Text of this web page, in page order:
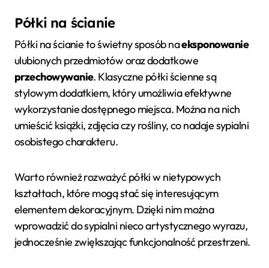
Półki na ścianie
Półki na ścianie to świetny sposób naeksponowanie
ulubionych przedmiotów oraz dodatkowe
przechowywanie. Klasyczne półki ścienne są
stylowym dodatkiem, który umożliwia efektywne
wykorzystanie dostępnego miejsca. Można na nich
umieścić książki, zdjęcia czy rośliny, co nadaje sypialni
osobistego charakteru.
Warto również rozważyć półki w nietypowych
kształtach, które mogą stać się interesującym
elementem dekoracyjnym. Dzięki nim można
wprowadzić do sypialni nieco artystycznego wyrazu,
jednocześnie zwiększając funkcjonalność przestrzeni.